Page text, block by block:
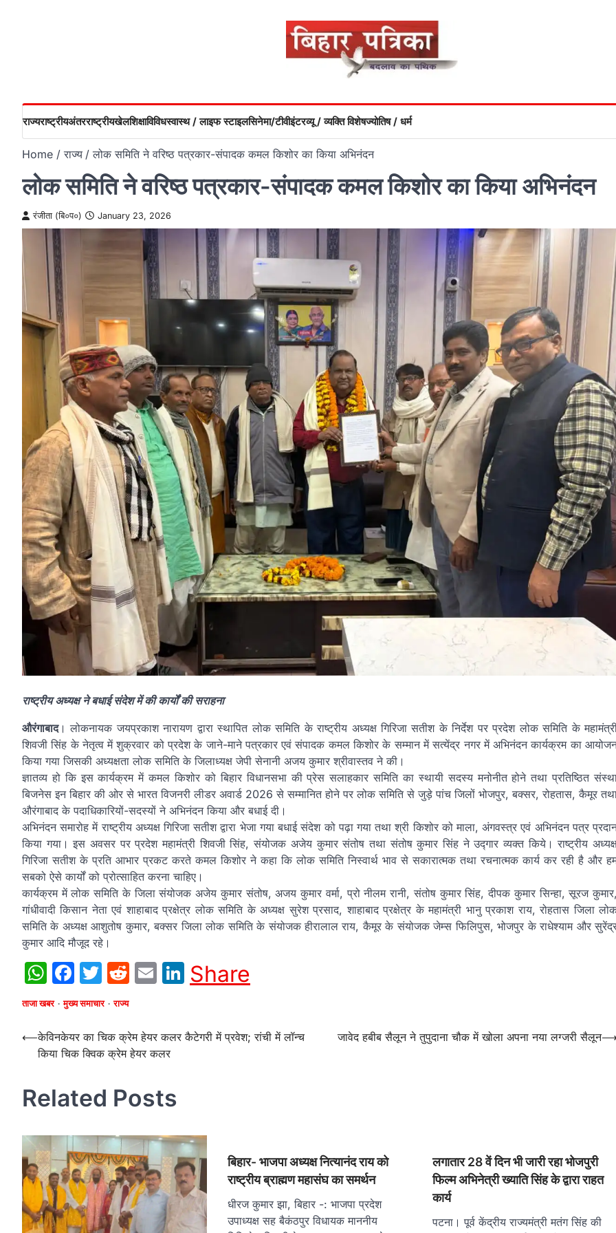
राज्यराष्ट्रीयअंतरराष्ट्रीयखेलशिक्षाविविधस्वास्थ / लाइफ स्टाइलसिनेमा/टीवीइंटरव्यू / व्यक्ति विशेषज्योतिष / धर्म
Home राज्य लोक समिति ने वरिष्ठ पत्रकार-संपादक कमल किशोर का किया अभिनंदन
लोक समिति ने वरिष्ठ पत्रकार-संपादक कमल किशोर का किया अभिनंदन
रंजीता (बि०प०) January 23, 2026
राष्ट्रीय अध्यक्ष ने बधाई संदेश में की कार्यों की सराहना
औरंगाबाद। लोकनायक जयप्रकाश नारायण द्वारा स्थापित लोक समिति के राष्ट्रीय अध्यक्ष गिरिजा सतीश के निर्देश पर प्रदेश लोक समिति के
शिवजी सिंह के नेतृत्व में शुक्रवार को प्रदेश के जाने-माने पत्रकार एवं संपादक कमल किशोर के सम्मान में सत्येंद्र नगर में अभिनंदन कार्यक्रम का
किया गया जिसकी अध्यक्षता लोक समिति के जिलाध्यक्ष जेपी सेनानी अजय कुमार श्रीवास्तव ने की।
ज्ञातव्य हो कि इस कार्यक्रम में कमल किशोर को बिहार विधानसभा की प्रेस सलाहकार समिति का स्थायी सदस्य मनोनीत होने तथा प्रतिष्ठित
बिजनेस इन बिहार की ओर से भारत विजनरी लीडर अवार्ड 2026 से सम्मानित होने पर लोक समिति से जुड़े पांच जिलों भोजपुर, बक्सर, रोहतास, कैमूर
औरंगाबाद के पदाधिकारियों-सदस्यों ने अभिनंदन किया और बधाई दी।
अभिनंदन समारोह में राष्ट्रीय अध्यक्ष गिरिजा सतीश द्वारा भेजा गया बधाई संदेश को पढ़ा गया तथा श्री किशोर को माला, अंगवस्त्र एवं अभिनंदन पत्र
किया गया। इस अवसर पर प्रदेश महामंत्री शिवजी सिंह, संयोजक अजेय कुमार संतोष तथा संतोष कुमार सिंह ने उद्गार व्यक्त किये। राष्ट्रीय
गिरिजा सतीश के प्रति आभार प्रकट करते कमल किशोर ने कहा कि लोक समिति निस्वार्थ भाव से सकारात्मक तथा रचनात्मक कार्य कर रही है और
सबको ऐसे कार्यों को प्रोत्साहित करना चाहिए।
कार्यक्रम में लोक समिति के जिला संयोजक अजेय कुमार संतोष, अजय कुमार वर्मा, प्रो नीलम रानी, संतोष कुमार सिंह, दीपक कुमार सिन्हा, सूरज कुमार,
गांधीवादी किसान नेता एवं शाहाबाद प्रक्षेत्र लोक समिति के अध्यक्ष सुरेश प्रसाद, शाहाबाद प्रक्षेत्र के महामंत्री भानु प्रकाश राय, रोहतास जिला
समिति के अध्यक्ष आशुतोष कुमार, बक्सर जिला लोक समिति के संयोजक हीरालाल राय, कैमूर के संयोजक जेम्स फिलिपुस, भोजपुर के राधेश्याम और
कुमार आदि मौजूद रहे।
WhatsApp
Facebook
Twitter
Reddit
EmailLinkedIn
Share
ताजा खबर मुख्य समाचार राज्य
Post
navigation
⟵केविनकेयर का चिक क्रेम हेयर कलर कैटेगरी में प्रवेश; रांची में लॉन्च
किया चिक क्विक क्रेम हेयर कलर
जावेद हबीब सैलून ने तुपुदाना चौक में खोला अपना नया लग्जरी सैलून⟶
Related Posts
बिहार- भाजपा अध्यक्ष नित्यानंद राय को
राष्ट्रीय ब्राह्मण महासंघ का समर्थन
धीरज कुमार झा, बिहार -: भाजपा प्रदेश
उपाध्यक्ष सह बैकंठपुर विधायक माननीय
लगातार 28 वें दिन भी जारी रहा भोजपुरी
फिल्म अभिनेत्री ख्याति सिंह के द्वारा राहत
कार्य
पटना। पूर्व केंद्रीय राज्यमंत्री मतंग सिंह की